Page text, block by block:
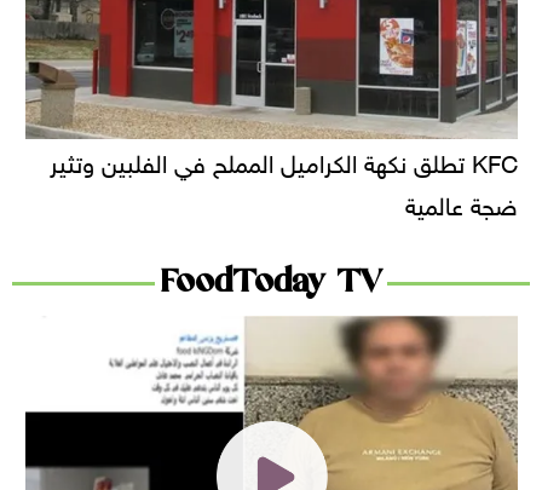
KFC تطلق نكهة الكراميل المملح في الفلبين وتثير
ضجة عالمية
FoodToday TV